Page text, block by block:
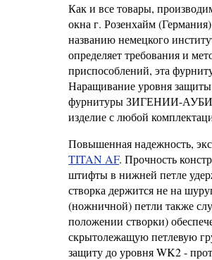
Как и все товары,
окна г. Розенхайм
названию немецкого
определяет требования и
приспособлений, эта
Наращивание уровня
фурнитуры ЗИГЕНИИ-АУБИ
изделие с любой
Повышенная надежность,
TITAN AF. Прочность
штифты в нижней петле
створка держится не на
(ножничной) петли также
положении створки)
скрытолежащую петлевую
защиту до уровня WK2 -